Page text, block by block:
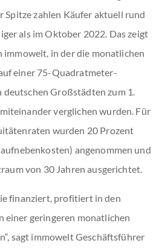
Spitze zahlen Käufer aktuell rund
als im Oktober 2022. Das zeigt
immowelt, in der die monatlichen
einer 75-Quadratmeter-
Großstädten zum 1.
verglichen wurden. Für
wurden 20 Prozent
angenommen und
von 30 Jahren ausgerichtet.
finanziert, profitiert in den
einer geringeren monatlichen
sagt immowelt Geschäftsführer